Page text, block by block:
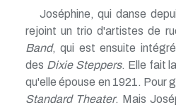
Joséphine, qui danse
rejoint un trio d'artistes de
Band, qui est ensuite
des Dixie Steppers. Elle fait
qu'elle épouse en 1921. Pour
Standard Theater. Mais